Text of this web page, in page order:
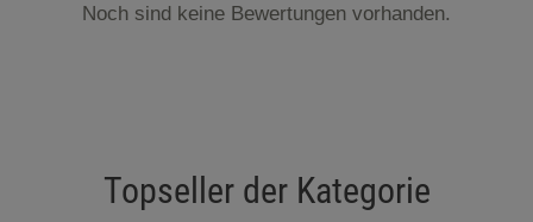
Noch sind keine Bewertungen vorhanden.
Topseller der Kategorie